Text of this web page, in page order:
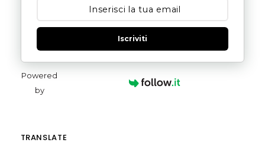
Iscriviti
Powered
by
TRANSLATE